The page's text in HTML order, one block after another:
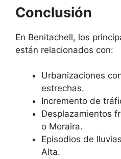
Conclusión
En Benitachell, los
están relacionados con:
Urbanizaciones
estrechas.
Incremento de
Desplazamientos
o Moraira.
Episodios de
Alta.